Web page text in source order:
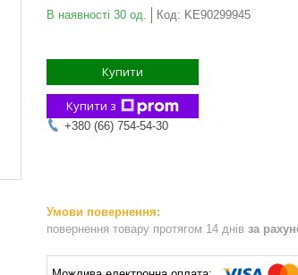
В наявності 30 од. Код: KE90299945
Купити
Купити з
+380 (66) 754-54-30
повернення товару протягом 14 днів за